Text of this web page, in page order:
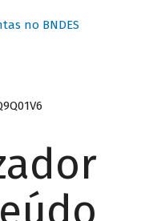
no BNDES